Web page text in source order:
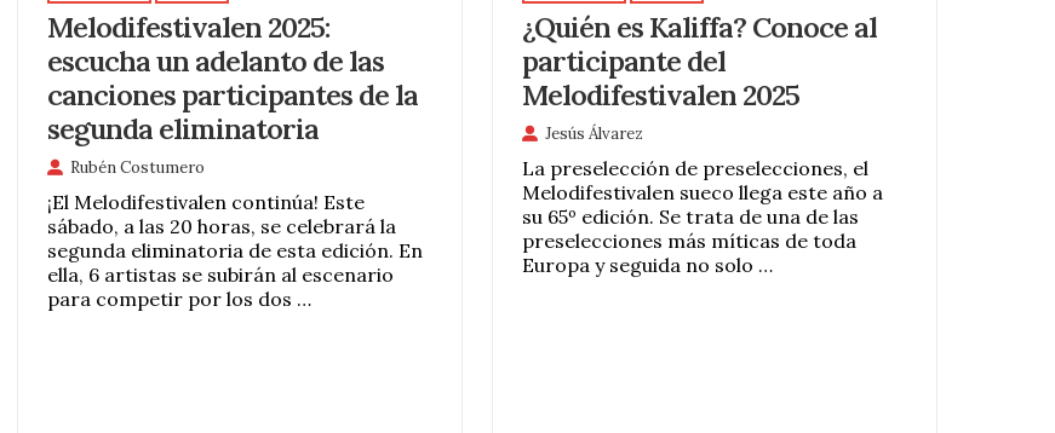
Melodifestivalen 2025:
escucha un adelanto de las
canciones participantes de la
segunda eliminatoria
Rubén Costumero
¡El Melodifestivalen continúa! Este
sábado, a las 20 horas, se celebrará la
segunda eliminatoria de esta edición. En
ella, 6 artistas se subirán al escenario
para competir por los dos …
¿Quién es Kaliffa? Conoce al
participante del
Melodifestivalen 2025
Jesús Álvarez
La preselección de preselecciones, el
Melodifestivalen sueco llega este año a
su 65º edición. Se trata de una de las
preselecciones más míticas de toda
Europa y seguida no solo …